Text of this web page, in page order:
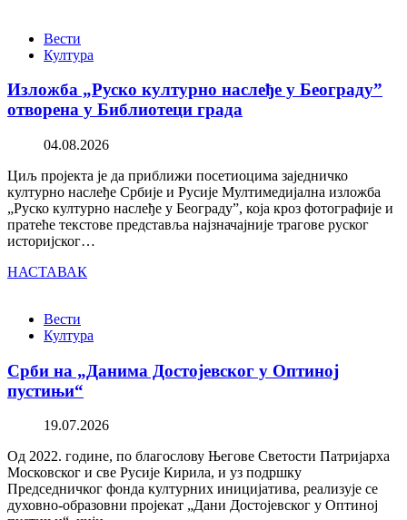
Вести
Култура
Изложба „Руско културно наслеђе у Београду”
отворена у Библиотеци града
04.08.2026
Циљ пројекта је да приближи посетиоцима заједничко
културно наслеђе Србије и Русије Мултимедијална изложба
„Руско културно наслеђе у Београду”, која кроз фотографије и
пратеће текстове представља најзначајније трагове руског
историјског…
НАСТАВАК
Вести
Култура
Срби на „Данима Достојевског у Оптиној
пустињи“
19.07.2026
Од 2022. године, по благослову Његове Светости Патријарха
Московског и све Русије Кирила, и уз подршку
Председничког фонда културних иницијатива, реализује се
духовно-образовни пројекат „Дани Достојевског у Оптиној